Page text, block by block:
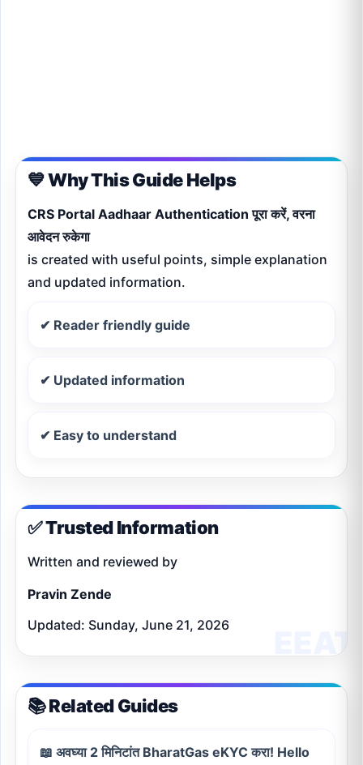
💙 Why This Guide Helps
CRS Portal Aadhaar Authentication पूरा करें, वरना
आवेदन रुकेगा
is created with useful points, simple explanation
and updated information.
✔ Reader friendly guide
✔ Updated information
✔ Easy to understand
✅ Trusted Information
Written and reviewed by
Pravin Zende
Updated: Sunday, June 21, 2026
📚 Related Guides
📖 अवघ्या 2 मिनिटांत BharatGas eKYC करा! Hello